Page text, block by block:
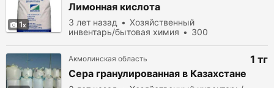
1
Лимонная кислота
3 лет назад
Хозяйственный
инвентарь/бытовая химия
300
Акмолинская область
Сера гранулированная в Казахстане
1 тг